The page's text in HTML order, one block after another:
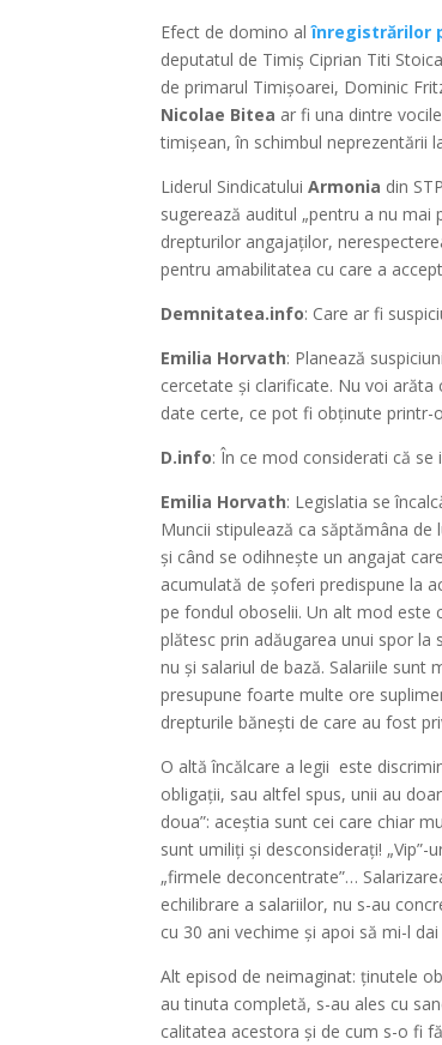
Efect de domino alînregistrărilor
deputatul de Timiș Ciprian Titi
de primarul Timișoarei, Dominic
Nicolae Bitea ar fi una dintre
timișean, în schimbul neprezentării
Liderul SindicatuluiArmonia din
sugerează auditul „pentru a nu mai
drepturilor angajaților,
pentru amabilitatea cu care a
Demnitatea.info: Care ar fi
Emilia Horvath: Planează
cercetate și clarificate. Nu voi
date certe, ce pot fi obținute printr-
D.info: În ce mod considerati că se
Emilia Horvath: Legislatia se
Muncii stipulează ca săptămâna
și când se odihnește un angajat
acumulată de șoferi predispune la
pe fondul oboselii. Un alt mod este
plătesc prin adăugarea unui spor
nu și salariul de bază. Salariile
presupune foarte multe ore
drepturile bănești de care au fost
O altă încălcare a legii este
obligații, sau altfel spus, unii au
doua”: aceștia sunt cei care chiar
sunt umiliți și desconsiderați!
„firmele deconcentrate”…
echilibrare a salariilor, nu s-au
cu 30 ani vechime și apoi să mi-l
Alt episod de neimaginat: ținutele
au tinuta completă, s-au ales cu
calitatea acestora și de cum s-o fi